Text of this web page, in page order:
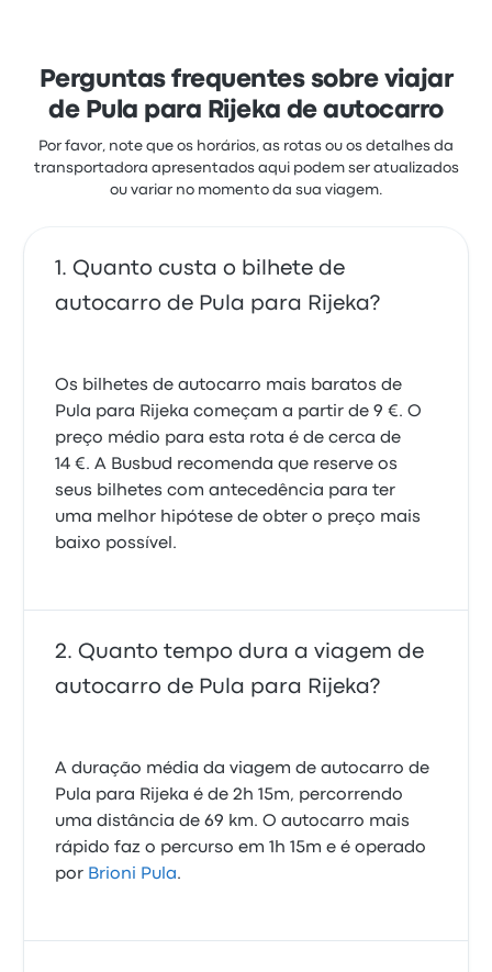
Nomago para esta viagem começam em 18 €
Perguntas frequentes sobre viajar
de Pula para Rijeka de autocarro
Por favor, note que os horários, as rotas ou os detalhes da
transportadora apresentados aqui podem ser atualizados
ou variar no momento da sua viagem.
Quanto custa o bilhete de
autocarro de Pula para Rijeka?
Os bilhetes de autocarro mais baratos de
Pula para Rijeka começam a partir de 9 €. O
preço médio para esta rota é de cerca de
14 €. A Busbud recomenda que reserve os
seus bilhetes com antecedência para ter
uma melhor hipótese de obter o preço mais
baixo possível.
Quanto tempo dura a viagem de
autocarro de Pula para Rijeka?
A duração média da viagem de autocarro de
Pula para Rijeka é de 2h 15m, percorrendo
uma distância de 69 km. O autocarro mais
rápido faz o percurso em 1h 15m e é operado
por Brioni Pula.